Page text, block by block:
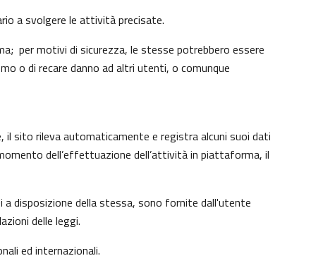
a svolgere le attività precisate.
per motivi di sicurezza, le stesse potrebbero essere
o di recare danno ad altri utenti, o comunque
sito rileva automaticamente e registra alcuni suoi dati
dell’effettuazione dell’attività in piattaforma, il
disposizione della stessa, sono fornite dall'utente
delle leggi.
ed internazionali.